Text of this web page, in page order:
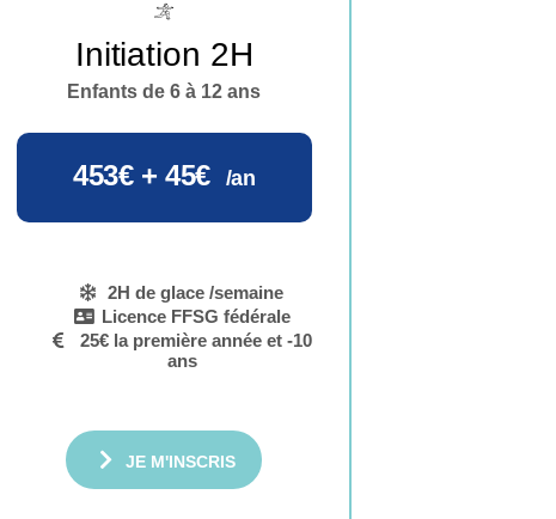
Initiation 2H
Enfants de 6 à 12 ans
453€ + 45€ /an
2H de glace /semaine
Licence FFSG fédérale
25€ la première année et -10
ans
JE M'INSCRIS